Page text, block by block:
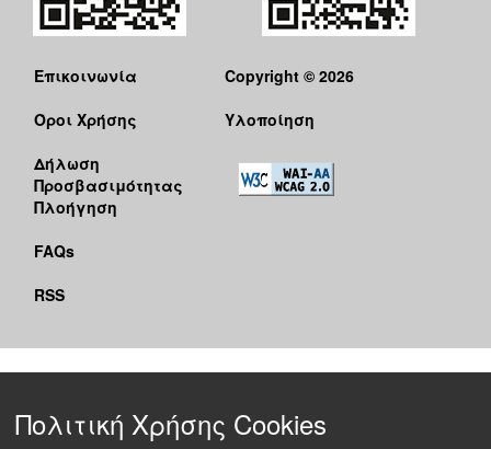
Επικοινωνία
Όροι Χρήσης
Δήλωση
Προσβασιμότητας
Πλοήγηση
FAQs
RSS
Copyright © 2026
Υλοποίηση
Πολιτική Χρήσης Cookies